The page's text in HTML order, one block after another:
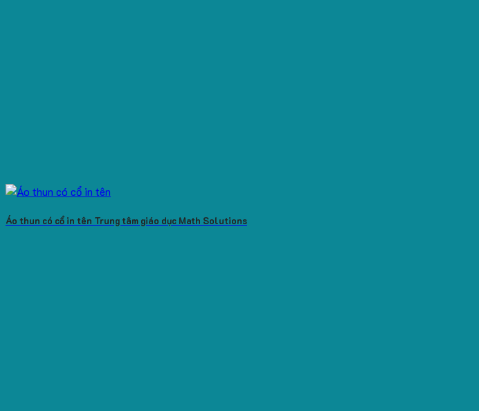
Áo thun có cổ in tên Trung tâm giáo dục Math Solutions